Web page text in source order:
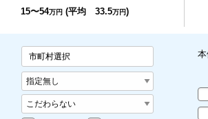
15〜54万円 (平均 33.5万円)
市町村選択